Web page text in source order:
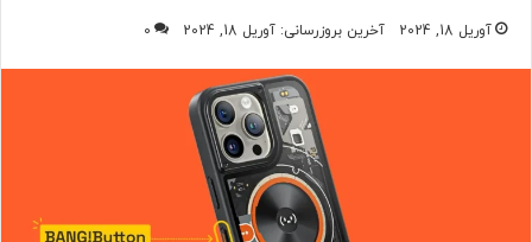
آوریل 18, 2024 آخرین بروزرسانی: آوریل 18, 2024 0